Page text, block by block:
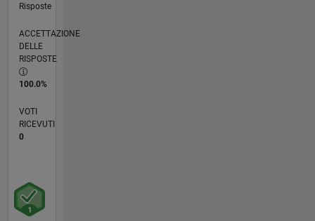
Risposte
ACCETTAZIONE
DELLE
RISPOSTE
100.0%
VOTI
RICEVUTI
0